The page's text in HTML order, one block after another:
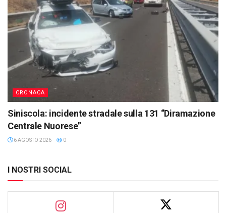
CRONACA
Siniscola: incidente stradale sulla 131 “Diramazione
Centrale Nuorese”
6 AGOSTO 2026 0
I NOSTRI SOCIAL